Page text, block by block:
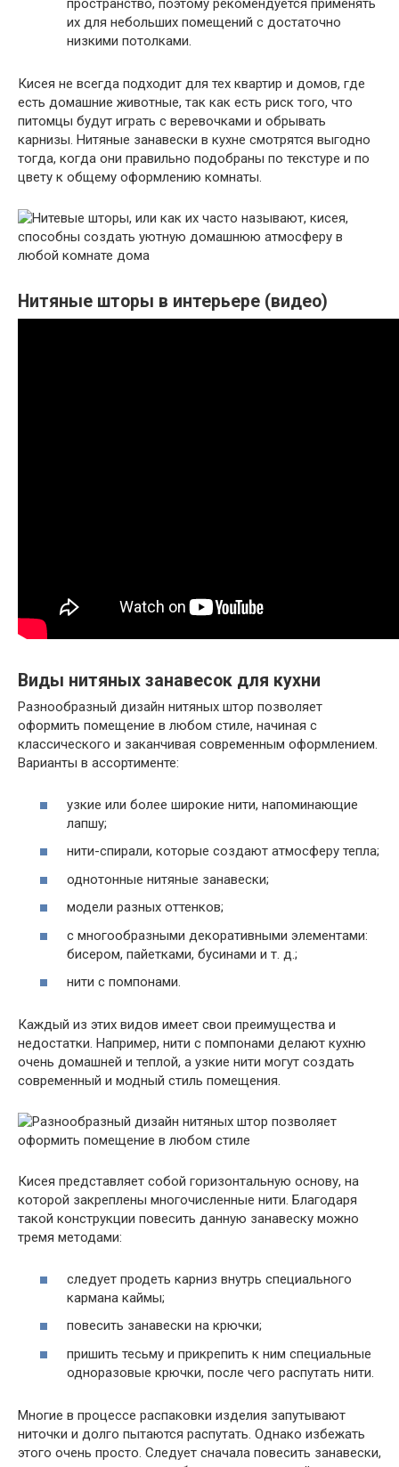
пространство, поэтому рекомендуется применять
их для небольших помещений с достаточно
низкими потолками.
Кисея не всегда подходит для тех квартир и домов, где
есть домашние животные, так как есть риск того, что
питомцы будут играть с веревочками и обрывать
карнизы. Нитяные занавески в кухне смотрятся выгодно
тогда, когда они правильно подобраны по текстуре и по
цвету к общему оформлению комнаты.
Нитяные шторы в интерьере (видео)
Виды нитяных занавесок для кухни
Разнообразный дизайн нитяных штор позволяет
оформить помещение в любом стиле, начиная с
классического и заканчивая современным оформлением.
Варианты в ассортименте:
узкие или более широкие нити, напоминающие
лапшу;
нити-спирали, которые создают атмосферу тепла;
однотонные нитяные занавески;
модели разных оттенков;
с многообразными декоративными элементами:
бисером, пайетками, бусинами и т. д.;
нити с помпонами.
Каждый из этих видов имеет свои преимущества и
недостатки. Например, нити с помпонами делают кухню
очень домашней и теплой, а узкие нити могут создать
современный и модный стиль помещения.
Кисея представляет собой горизонтальную основу, на
которой закреплены многочисленные нити. Благодаря
такой конструкции повесить данную занавеску можно
тремя методами:
следует продеть карниз внутрь специального
кармана каймы;
повесить занавески на крючки;
пришить тесьму и прикрепить к ним специальные
одноразовые крючки, после чего распутать нити.
Многие в процессе распаковки изделия запутывают
ниточки и долго пытаются распутать. Однако избежать
этого очень просто. Следует сначала повесить занавески,